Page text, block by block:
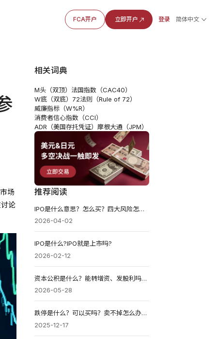
FCA开户 立即开户 登录 简体中文
场
论
相关词典
M头（双顶） 法国指数（CAC40）
W底（双底） 72法则（Rule of 72）
威廉指标（W%R）
消费者信心指数（CCI）
ADR（美国存托凭证） 摩根大通（JPM）
推荐阅读
IPO是什么意思？怎么买？四大风险怎么避？打新必看！
2026-04-02
IPO是什么?IPO就是上市吗?
2026-02-12
资本公积是什么？能转增资、发股利吗？来源与用途全解析
2026-05-28
跌停是什么？可以买吗？卖不掉怎么办？台股VS美股机制
2025-12-17